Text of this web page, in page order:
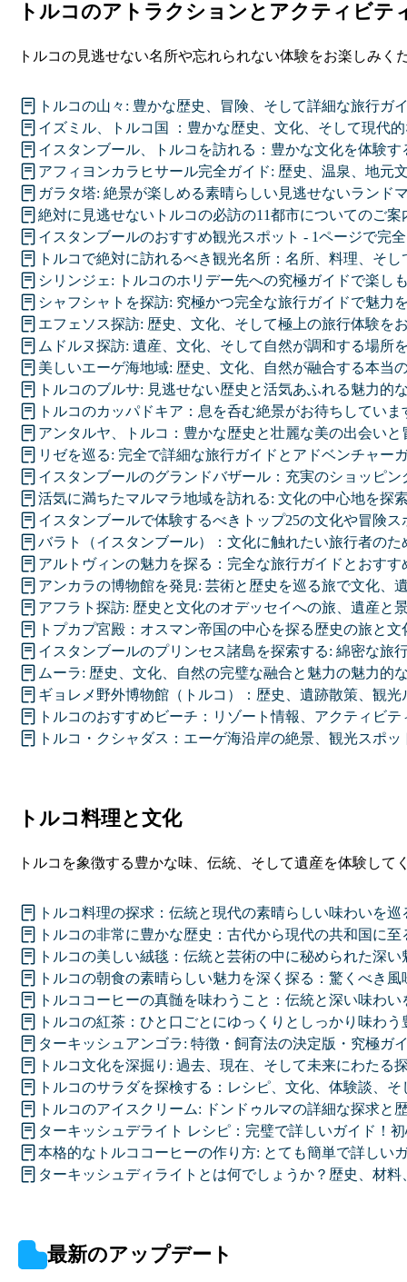
トルコのアトラクションとアクティビテ
トルコの見逃せない名所や忘れられない体験をお楽しみく
トルコの山々: 豊かな歴史、冒険、そして詳細な旅行ガ
イズミル、トルコ国 ：豊かな歴史、文化、そして現代
イスタンブール、トルコを訪れる：豊かな文化を体験す
アフィヨンカラヒサール完全ガイド: 歴史、温泉、地元
ガラタ塔: 絶景が楽しめる素晴らしい見逃せないランド
絶対に見逃せないトルコの必訪の11都市についてのご案
イスタンブールのおすすめ観光スポット - 1ページで完
トルコで絶対に訪れるべき観光名所：名所、料理、そし
シリンジェ: トルコのホリデー先への究極ガイドで楽し
シャフシャトを探訪: 究極かつ完全な旅行ガイドで魅力
エフェソス探訪: 歴史、文化、そして極上の旅行体験を
ムドルヌ探訪: 遺産、文化、そして自然が調和する場所
美しいエーゲ海地域: 歴史、文化、自然が融合する本当
トルコのブルサ: 見逃せない歴史と活気あふれる魅力的
トルコのカッパドキア：息を呑む絶景がお待ちしていま
アンタルヤ、トルコ：豊かな歴史と壮麗な美の出会いと
リゼを巡る: 完全で詳細な旅行ガイドとアドベンチャー
イスタンブールのグランドバザール：充実のショッピン
活気に満ちたマルマラ地域を訪れる: 文化の中心地を探
イスタンブールで体験するべきトップ25の文化や冒険ス
バラト（イスタンブール）：文化に触れたい旅行者のた
アルトヴィンの魅力を探る：完全な旅行ガイドとおすす
アンカラの博物館を発見: 芸術と歴史を巡る旅で文化、
アフラト探訪: 歴史と文化のオデッセイへの旅、遺産と
トプカプ宮殿：オスマン帝国の中心を探る歴史の旅と文
イスタンブールのプリンセス諸島を探索する: 綿密な旅
ムーラ: 歴史、文化、自然の完璧な融合と魅力の魅力的
ギョレメ野外博物館（トルコ）：歴史、遺跡散策、観光
トルコのおすすめビーチ：リゾート情報、アクティビ
トルコ・クシャダス：エーゲ海沿岸の絶景、観光スポッ
トルコ料理と文化
トルコを象徴する豊かな味、伝統、そして遺産を体験して
トルコ料理の探求：伝統と現代の素晴らしい味わいを巡
トルコの非常に豊かな歴史：古代から現代の共和国に至
トルコの美しい絨毯：伝統と芸術の中に秘められた深い
トルコの朝食の素晴らしい魅力を深く探る：驚くべき
トルココーヒーの真髄を味わうこと：伝統と深い味わい
トルコの紅茶：ひと口ごとにゆっくりとしっかり味わう
ターキッシュアンゴラ: 特徴・飼育法の決定版・究極ガ
トルコ文化を深掘り: 過去、現在、そして未来にわたる
トルコのサラダを探検する：レシピ、文化、体験談、そ
トルコのアイスクリーム: ドンドゥルマの詳細な探求と
ターキッシュデライト レシピ：完璧で詳しいガイド！
本格的なトルココーヒーの作り方: とても簡単で詳しい
ターキッシュディライトとは何でしょうか？歴史、材料
最新のアップデート